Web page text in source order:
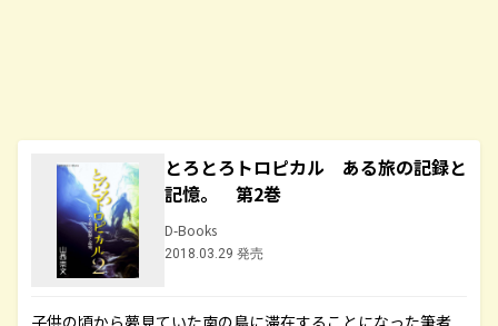
とろとろトロピカル ある旅の記録と
記憶。 第2巻
D-Books
2018.03.29 発売
子供の頃から夢見ていた南の島に滞在することになった筆者